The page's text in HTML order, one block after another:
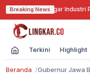
Breaking News
Cari Solusi Agar Industri
Terkini Highlight
Beranda Gubernur Jawa